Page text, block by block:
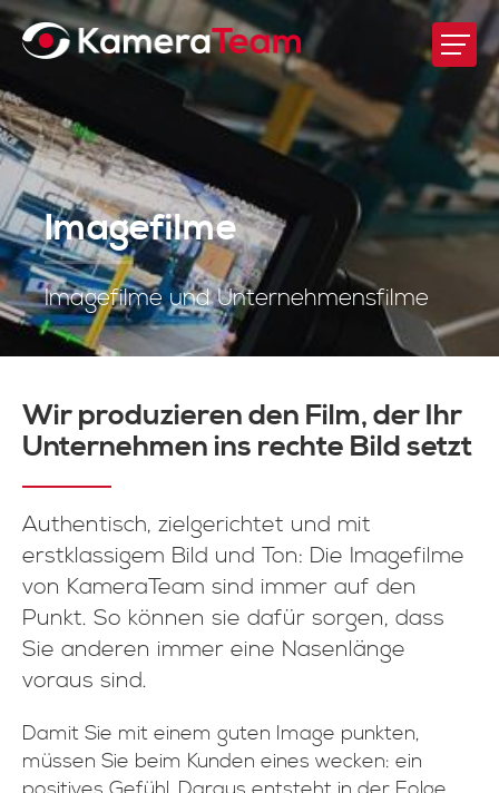
Imagefilme
Imagefilme und Unternehmensfilme
Wir produzieren den Film, der Ihr
Unternehmen ins rechte Bild setzt
Authentisch, zielgerichtet und mit
erstklassigem Bild und Ton: Die Imagefilme
von KameraTeam sind immer auf den
Punkt. So können sie dafür sorgen, dass
Sie anderen immer eine Nasenlänge
voraus sind.
Damit Sie mit einem guten Image punkten,
müssen Sie beim Kunden eines wecken: ein